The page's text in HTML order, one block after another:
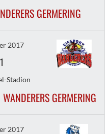
GERMERING
2017
1
Stadion
GERMERING
2017